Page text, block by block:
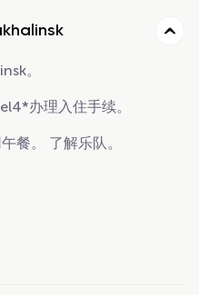
。
办理入住手续。
餐。 了解乐队。